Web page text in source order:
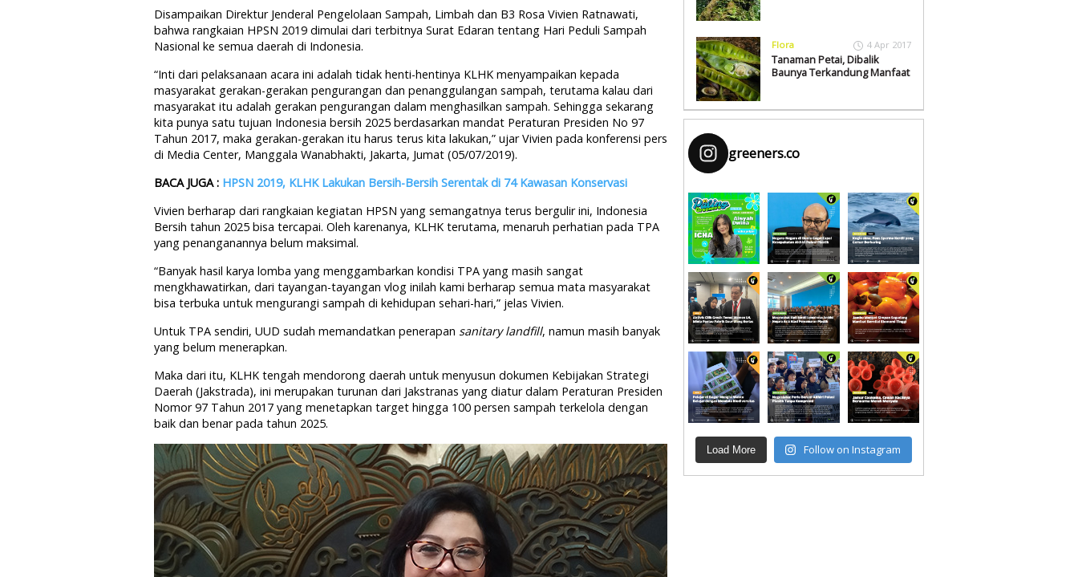
Disampaikan Direktur Jenderal Pengelolaan Sampah, Limbah dan B3 Rosa Vivien Ratnawati,
bahwa rangkaian HPSN 2019 dimulai dari terbitnya Surat Edaran tentang Hari Peduli Sampah
Nasional ke semua daerah di Indonesia.
“Inti dari pelaksanaan acara ini adalah tidak henti-hentinya KLHK menyampaikan kepada
masyarakat gerakan-gerakan pengurangan dan penanggulangan sampah, terutama kalau dari
masyarakat itu adalah gerakan pengurangan dalam menghasilkan sampah. Sehingga sekarang
kita punya satu tujuan Indonesia bersih 2025 berdasarkan mandat Peraturan Presiden No 97
Tahun 2017, maka gerakan-gerakan itu harus terus kita lakukan,” ujar Vivien pada konferensi pers
di Media Center, Manggala Wanabhakti, Jakarta, Jumat (05/07/2019).
BACA JUGA : HPSN 2019, KLHK Lakukan Bersih-Bersih Serentak di 74 Kawasan Konservasi
Vivien berharap dari rangkaian kegiatan HPSN yang semangatnya terus bergulir ini, Indonesia
Bersih tahun 2025 bisa tercapai. Oleh karenanya, KLHK terutama, menaruh perhatian pada TPA
yang penanganannya belum maksimal.
“Banyak hasil karya lomba yang menggambarkan kondisi TPA yang masih sangat
mengkhawatirkan, dari tayangan-tayangan vlog inilah kami berharap semua mata masyarakat
bisa terbuka untuk mengurangi sampah di kehidupan sehari-hari,” jelas Vivien.
Untuk TPA sendiri, UUD sudah memandatkan penerapan sanitary landfill, namun masih banyak
yang belum menerapkan.
Maka dari itu, KLHK tengah mendorong daerah untuk menyusun dokumen Kebijakan Strategi
Daerah (Jakstrada), ini merupakan turunan dari Jakstranas yang diatur dalam Peraturan Presiden
Nomor 97 Tahun 2017 yang menetapkan target hingga 100 persen sampah terkelola dengan
baik dan benar pada tahun 2025.
Flora 4 Apr 2017
Tanaman Petai, Dibalik
Baunya Terkandung Manfaat
greeners.co
Load More Follow on Instagram